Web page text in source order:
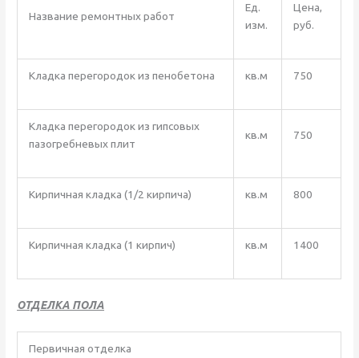
Название ремонтных работ
Ед.
изм.
Цена,
руб.
Кладка перегородок из пенобетона кв.м 750
Кладка перегородок из гипсовых
пазогребневых плит
кв.м 750
Кирпичная кладка (1/2 кирпича) кв.м 800
Кирпичная кладка (1 кирпич) кв.м 1400
ОТДЕЛКА ПОЛА
Первичная отделка